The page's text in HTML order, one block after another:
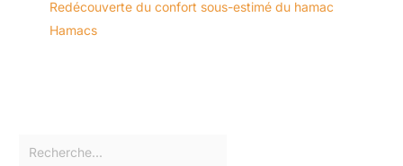
Redécouverte du confort sous-estimé du hamac
Hamacs